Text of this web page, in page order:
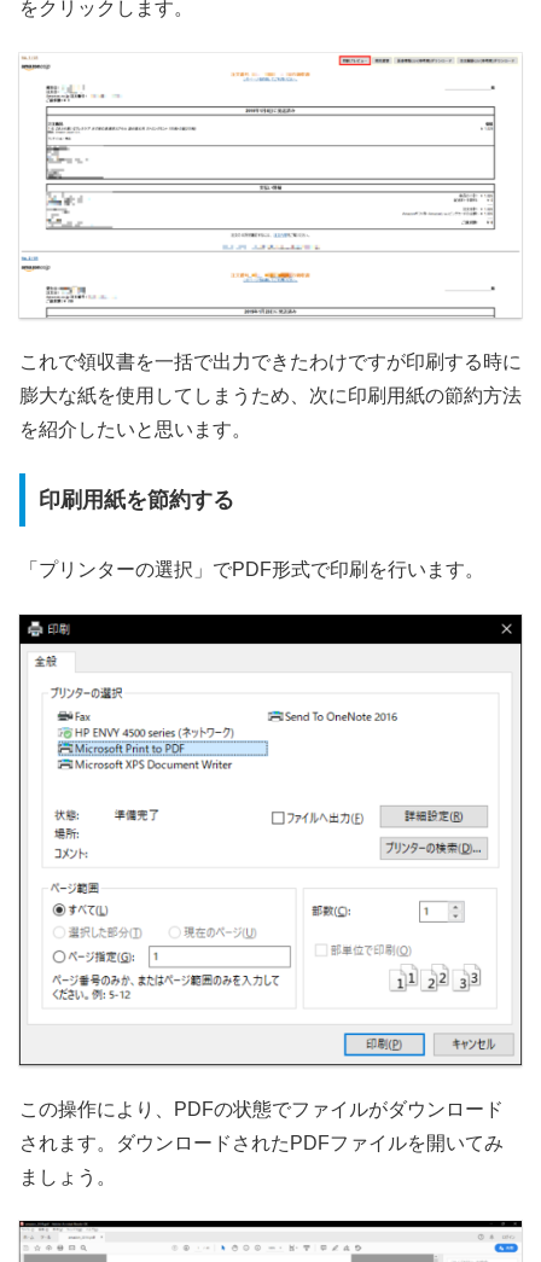
をクリックします。
これで領収書を一括で出力できたわけですが印刷する時に
膨大な紙を使用してしまうため、次に印刷用紙の節約方法
を紹介したいと思います。
印刷用紙を節約する
「プリンターの選択」でPDF形式で印刷を行います。
この操作により、PDFの状態でファイルがダウンロード
されます。ダウンロードされたPDFファイルを開いてみ
ましょう。